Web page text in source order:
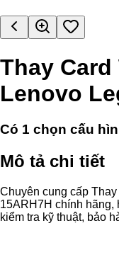
Thay
Lenovo
Có 1 chọn cấu
Mô tả chi tiết
Chuyên cung cấp
15ARH7H chính
kiểm tra kỹ thuật, bảo